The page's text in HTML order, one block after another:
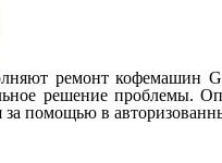
ремонт кофемашин
решение проблемы.
за помощью в